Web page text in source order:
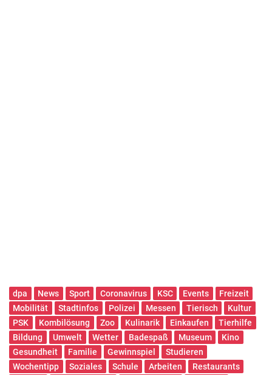
dpa News Sport Coronavirus KSC Events
Freizeit
Mobilität
Stadtinfos Polizei Messen Tierisch
Kultur
PSK
Kombilösung Zoo Kulinarik Einkaufen
Tierhilfe
Bildung
Umwelt Wetter Badespaß Museum
Kino
Gesundheit
Familie Gewinnspiel
Studieren
Wochentipp
Soziales Schule Arbeiten
Restaurants